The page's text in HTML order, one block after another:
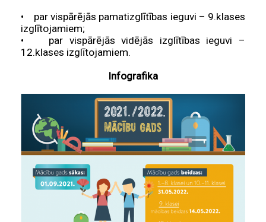
• par vispārējās pamatizglītības ieguvi – 9.klases
izglītojamiem;
• par vispārējās vidējās izglītības ieguvi –
12.klases izglītojamiem.
Infografika